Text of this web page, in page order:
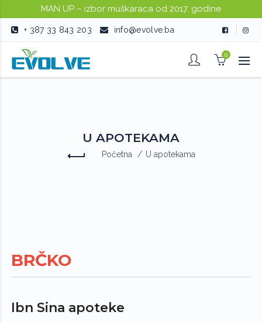
MAN UP – izbor muškaraca od 2017. godine
+ 387 33 843 203 info@evolve.ba
0
U APOTEKAMA
Početna U apotekama
BRČKO
Ibn Sina apoteke